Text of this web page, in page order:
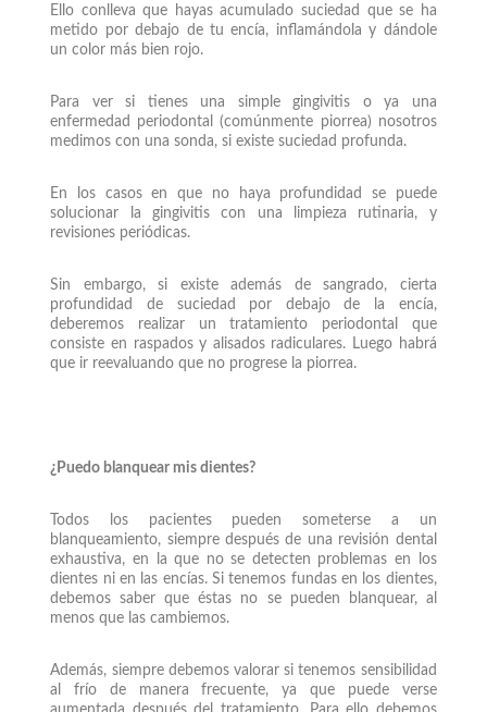
Ello conlleva que hayas acumulado suciedad que se ha
metido por debajo de tu encía, inflamándola y dándole
un color más bien rojo.
Para ver si tienes una simple gingivitis o ya una
enfermedad periodontal (comúnmente piorrea) nosotros
medimos con una sonda, si existe suciedad profunda.
En los casos en que no haya profundidad se puede
solucionar la gingivitis con una limpieza rutinaria, y
revisiones periódicas.
Sin embargo, si existe además de sangrado, cierta
profundidad de suciedad por debajo de la encía,
deberemos realizar un tratamiento periodontal que
consiste en raspados y alisados radiculares. Luego habrá
que ir reevaluando que no progrese la piorrea.
¿Puedo blanquear mis dientes?
Todos los pacientes pueden someterse a un
blanqueamiento, siempre después de una revisión dental
exhaustiva, en la que no se detecten problemas en los
dientes ni en las encías. Si tenemos fundas en los dientes,
debemos saber que éstas no se pueden blanquear, al
menos que las cambiemos.
Además, siempre debemos valorar si tenemos sensibilidad
al frío de manera frecuente, ya que puede verse